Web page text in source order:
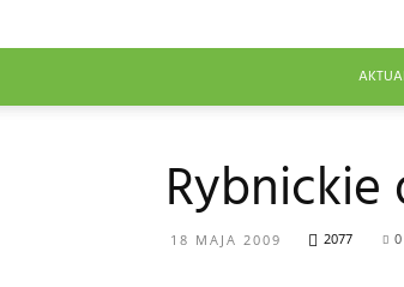
18 MAJA 2009 2077 0